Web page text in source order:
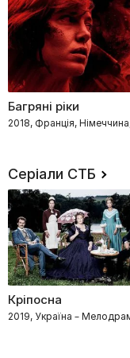
Багряні ріки
2018, Франція,
Серіали СТБ
Кріпосна
2019, Україна –